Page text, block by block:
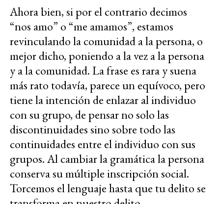
Ahora bien, si por el contrario decimos
“nos amo” o “me amamos”, estamos
revinculando la comunidad a la persona, o
mejor dicho, poniendo a la vez a la persona
y a la comunidad. La frase es rara y suena
más rato todavía, parece un equívoco, pero
tiene la intención de enlazar al individuo
con su grupo, de pensar no solo las
discontinuidades sino sobre todo las
continuidades entre el individuo con sus
grupos. Al cambiar la gramática la persona
conserva su múltiple inscripción social.
Torcemos el lenguaje hasta que tu delito se